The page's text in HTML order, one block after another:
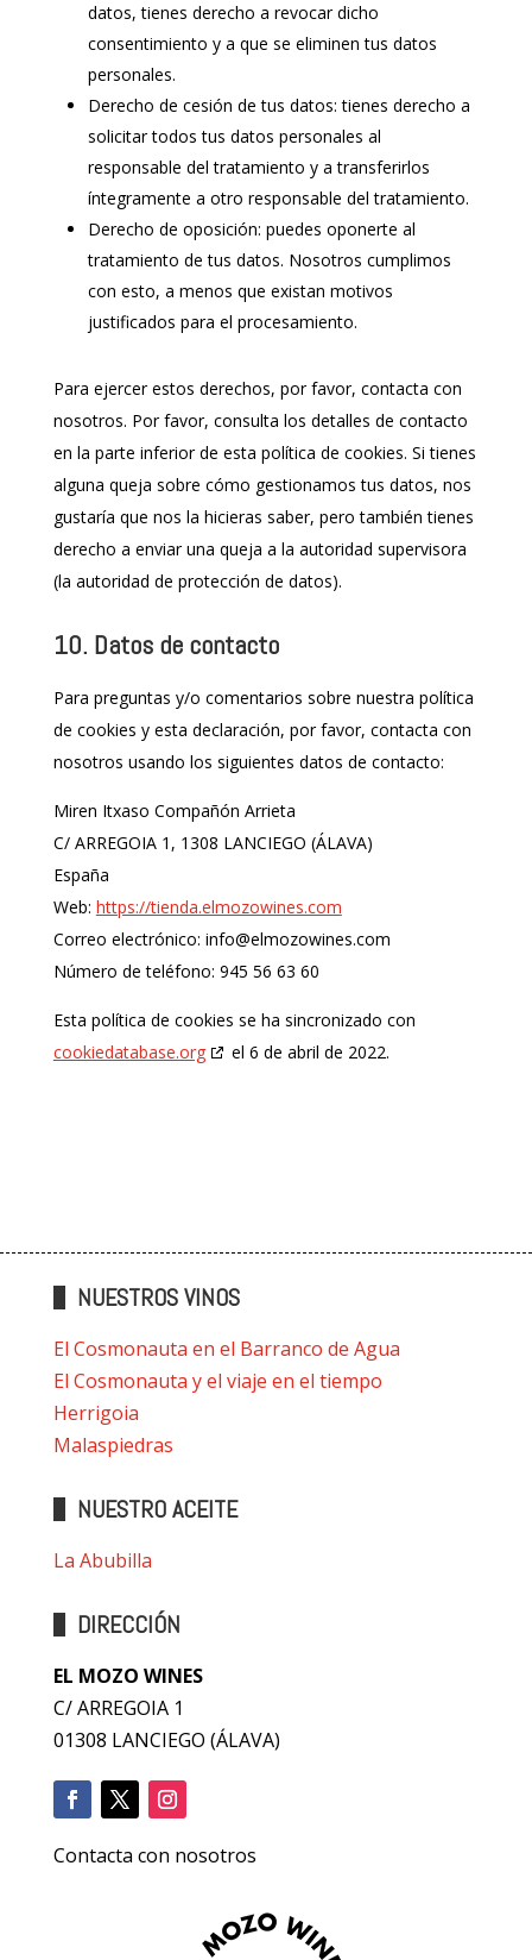
datos, tienes derecho a revocar dicho
consentimiento y a que se eliminen tus datos
personales.
Derecho de cesión de tus datos: tienes derecho a
solicitar todos tus datos personales al
responsable del tratamiento y a transferirlos
íntegramente a otro responsable del tratamiento.
Derecho de oposición: puedes oponerte al
tratamiento de tus datos. Nosotros cumplimos
con esto, a menos que existan motivos
justificados para el procesamiento.
Para ejercer estos derechos, por favor, contacta con
nosotros. Por favor, consulta los detalles de contacto
en la parte inferior de esta política de cookies. Si tienes
alguna queja sobre cómo gestionamos tus datos, nos
gustaría que nos la hicieras saber, pero también tienes
derecho a enviar una queja a la autoridad supervisora
(la autoridad de protección de datos).
10. Datos de contacto
Para preguntas y/o comentarios sobre nuestra política
de cookies y esta declaración, por favor, contacta con
nosotros usando los siguientes datos de contacto:
Miren Itxaso Compañón Arrieta
C/ ARREGOIA 1, 1308 LANCIEGO (ÁLAVA)
España
Web: https://tienda.elmozowines.com
Correo electrónico: info@elmozowines.com
Número de teléfono: 945 56 63 60
Esta política de cookies se ha sincronizado con
cookiedatabase.org
el 6 de abril de 2022.
NUESTROS VINOS
El Cosmonauta en el Barranco de Agua
El Cosmonauta y el viaje en el tiempo
Herrigoia
Malaspiedras
NUESTRO ACEITE
La Abubilla
DIRECCIÓN
EL MOZO WINES
C/ ARREGOIA 1
01308 LANCIEGO (ÁLAVA)
Contacta con nosotros